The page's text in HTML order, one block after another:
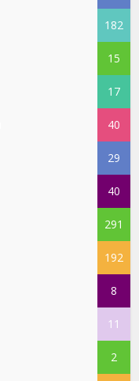
182
15
17
40
29
40
291
192
8
11
2